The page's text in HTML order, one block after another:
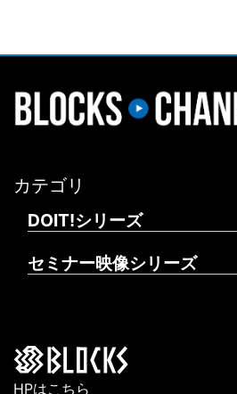
カテゴリ
DOIT!シリーズ
セミナー映像シリーズ
HPはこちら